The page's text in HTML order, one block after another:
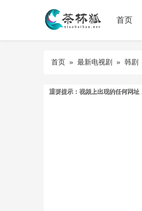
首页
首页 » 最新电视剧 » 韩剧